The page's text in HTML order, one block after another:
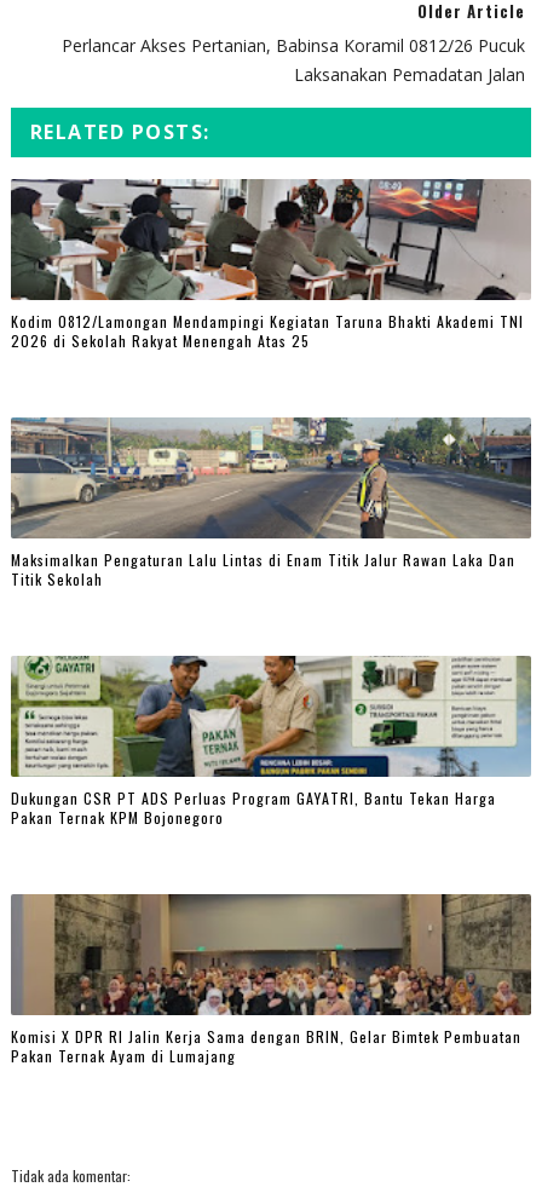
Older Article
Perlancar Akses Pertanian, Babinsa Koramil 0812/26 Pucuk
Laksanakan Pemadatan Jalan
RELATED POSTS:
Kodim 0812/Lamongan Mendampingi Kegiatan Taruna Bhakti Akademi TNI
2026 di Sekolah Rakyat Menengah Atas 25
Maksimalkan Pengaturan Lalu Lintas di Enam Titik Jalur Rawan Laka Dan
Titik Sekolah
Dukungan CSR PT ADS Perluas Program GAYATRI, Bantu Tekan Harga
Pakan Ternak KPM Bojonegoro
Komisi X DPR RI Jalin Kerja Sama dengan BRIN, Gelar Bimtek Pembuatan
Pakan Ternak Ayam di Lumajang
Tidak ada komentar: